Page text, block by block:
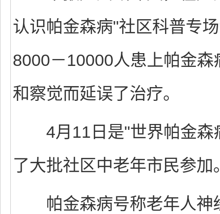
认识帕金森病"社区科普专
8000－10000人患上帕金
和察觉而延误了治疗。
4月11日是"世界帕金森
了大批社区中老年市民参加
帕金森病号称老年人神